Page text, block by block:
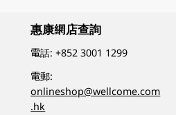
惠康網店查詢
電話:+852 3001 1299
電郵:
onlineshop@wellcome.com
.hk